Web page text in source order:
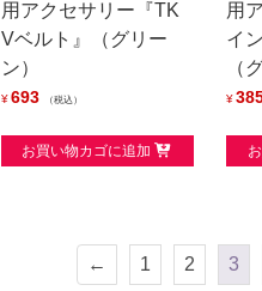
用アクセサリー『TK
Vベルト』（グリー
ン）
¥ 693 税込
お買い物カゴに追加
用
イ
（
¥
← 1 2 3